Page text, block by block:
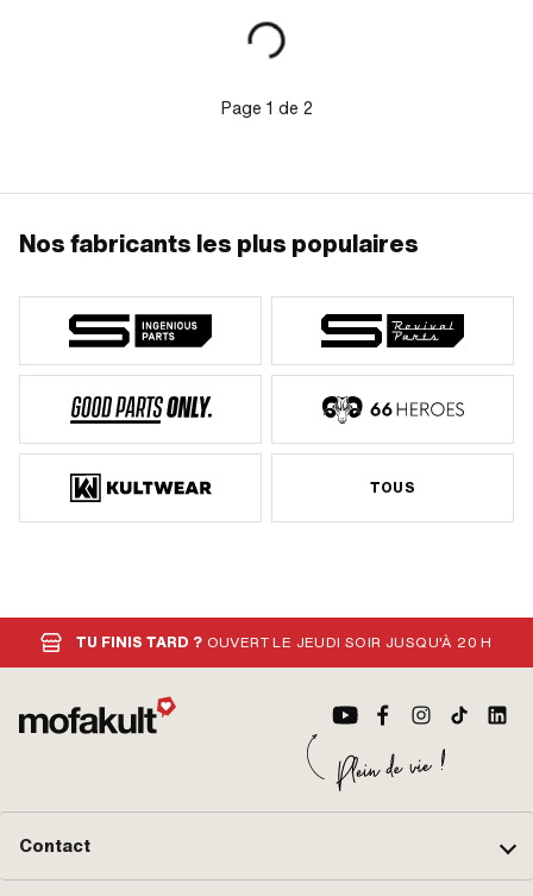
Page 1 de 2
Nos fabricants les plus populaires
TOUS
TU FINIS TARD ? OUVERT LE JEUDI SOIR JUSQU'À 20 H
Contact